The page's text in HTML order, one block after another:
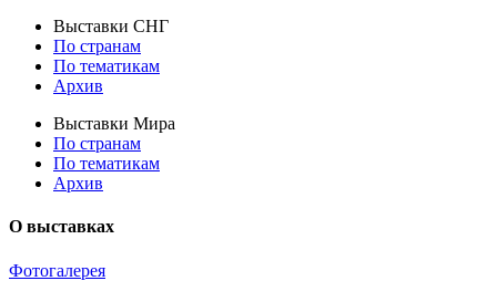
Выставки СНГ
По странам
По тематикам
Архив
Выставки Мира
По странам
По тематикам
Архив
О выставках
Фотогалерея